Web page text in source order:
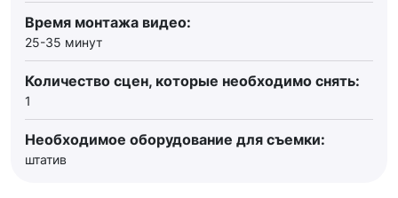
Время монтажа видео:
25-35 минут
Количество сцен, которые необходимо снять:
1
Необходимое оборудование для съемки:
штатив